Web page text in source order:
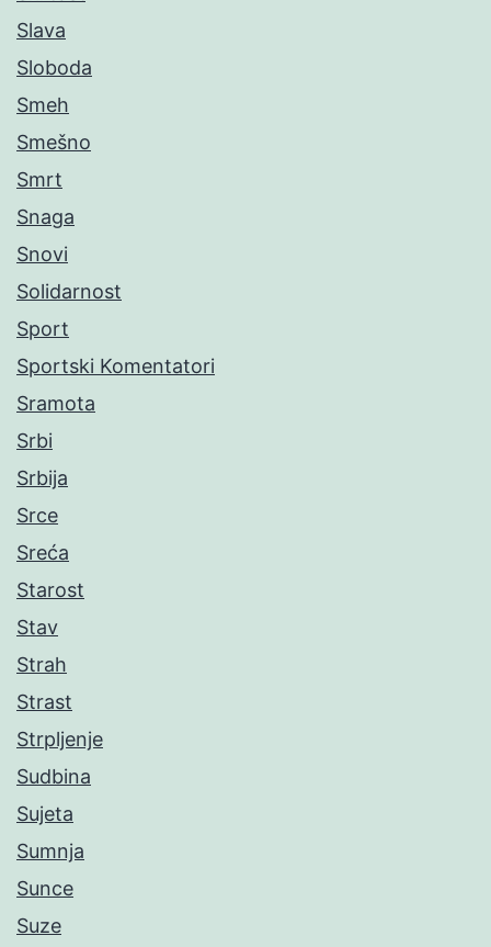
Slava
Sloboda
Smeh
Smešno
Smrt
Snaga
Snovi
Solidarnost
Sport
Sportski Komentatori
Sramota
Srbi
Srbija
Srce
Sreća
Starost
Stav
Strah
Strast
Strpljenje
Sudbina
Sujeta
Sumnja
Sunce
Suze